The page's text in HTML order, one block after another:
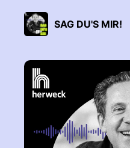
SAG DU'S MIR!